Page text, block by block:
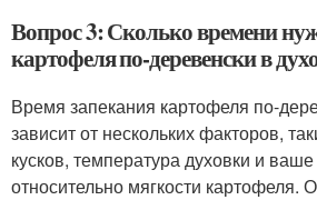
Вопрос 3: Сколько времени
картофеля по-деревенски в
Время запекания картофеля по-
зависит от нескольких факторов,
кусков, температура духовки и
относительно мягкости картофеля.